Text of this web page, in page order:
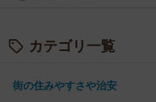
カテゴリ一覧
街の住みやすさや治安